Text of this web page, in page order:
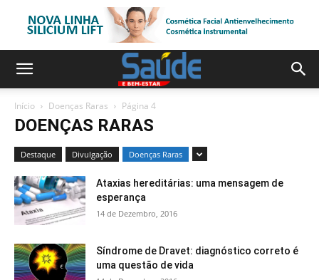
Início Doenças Raras Página 4
DOENÇAS RARAS
Destaque Divulgação Doenças Raras
Ataxias hereditárias: uma mensagem de
esperança
14 de Dezembro, 2016
Síndrome de Dravet: diagnóstico correto é
uma questão de vida